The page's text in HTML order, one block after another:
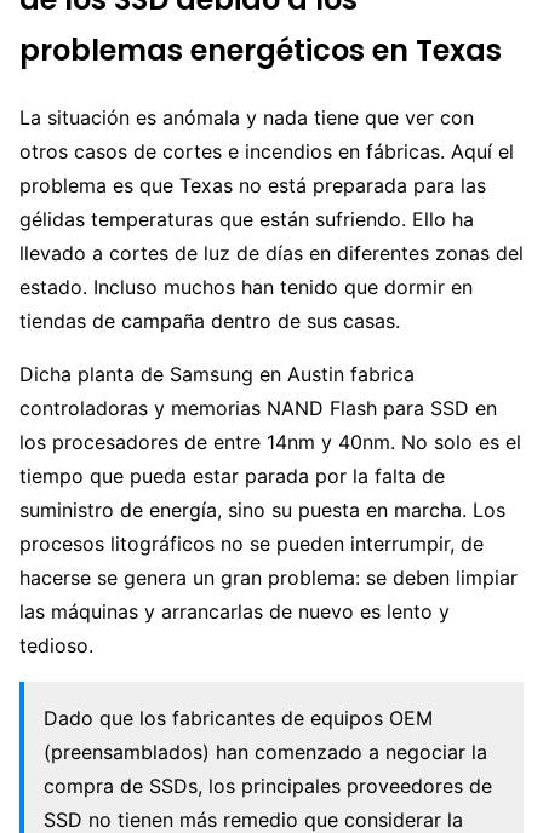
problemas energéticos en Texas
La situación es anómala y nada tiene que ver con
otros casos de cortes e incendios en fábricas. Aquí el
problema es que Texas no está preparada para las
gélidas temperaturas que están sufriendo. Ello ha
llevado a cortes de luz de días en diferentes zonas del
estado. Incluso muchos han tenido que dormir en
tiendas de campaña dentro de sus casas.
Dicha planta de Samsung en Austin fabrica
controladoras y memorias NAND Flash para SSD en
los procesadores de entre 14nm y 40nm. No solo es el
tiempo que pueda estar parada por la falta de
suministro de energía, sino su puesta en marcha. Los
procesos litográficos no se pueden interrumpir, de
hacerse se genera un gran problema: se deben limpiar
las máquinas y arrancarlas de nuevo es lento y
tedioso.
Dado que los fabricantes de equipos OEM
(preensamblados) han comenzado a negociar la
compra de SSDs, los principales proveedores de
SSD no tienen más remedio que considerar la